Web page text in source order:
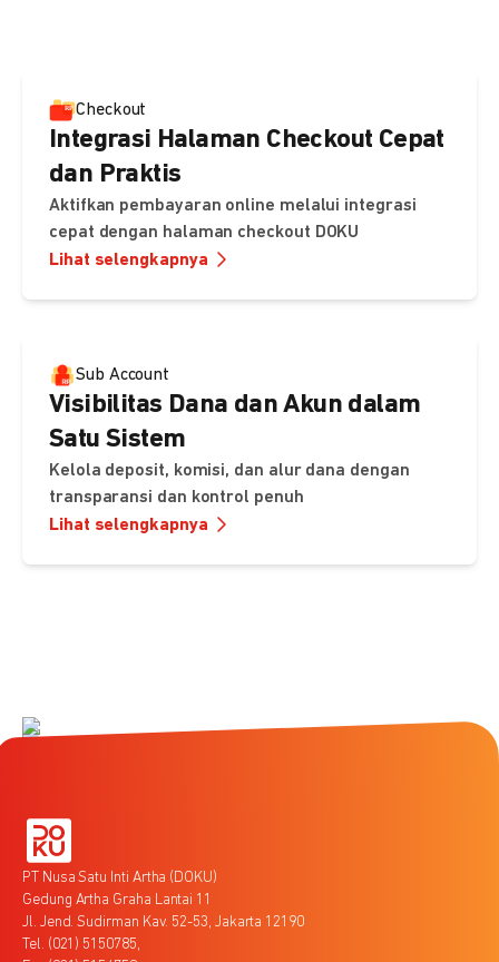
Checkout
Integrasi Halaman Checkout Cepat
dan Praktis
Aktifkan pembayaran online melalui integrasi
cepat dengan halaman checkout DOKU
Lihat selengkapnya
Sub Account
Visibilitas Dana dan Akun dalam
Satu Sistem
Kelola deposit, komisi, dan alur dana dengan
transparansi dan kontrol penuh
Lihat selengkapnya
PT Nusa Satu Inti Artha (DOKU)
Gedung Artha Graha Lantai 11
Jl. Jend. Sudirman Kav. 52-53, Jakarta 12190
Tel. (021) 5150785,